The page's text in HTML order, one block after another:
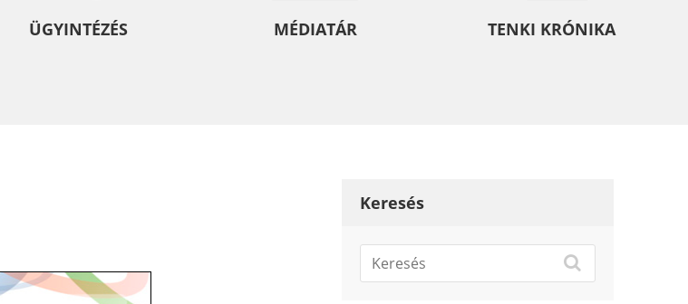
ÜGYINTÉZÉS MÉDIATÁR TENKI KRÓNIKA
Keresés